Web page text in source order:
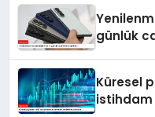
günlük
Küresel
istihdam